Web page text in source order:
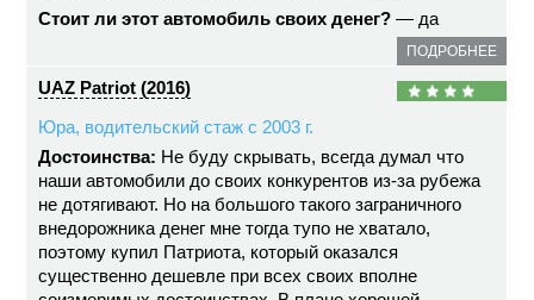
Стоит ли этот автомобиль своих денег? — да
ПОДРОБНЕЕ
UAZ Patriot (2016)
Юра, водительский стаж с 2003 г.
Достоинства: Не буду скрывать, всегда думал что
наши автомобили до своих конкурентов из-за рубежа
не дотягивают. Но на большого такого заграничного
внедорожника денег мне тогда тупо не хватало,
поэтому купил Патриота, который оказался
существенно дешевле при всех своих вполне